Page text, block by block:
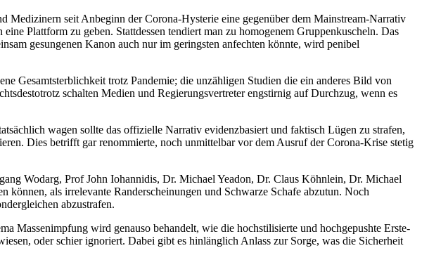
seit Anbeginn der Corona-Hysterie eine gegenüber dem Mainstream-Narrativ
Plattform zu geben. Stattdessen tendiert man zu homogenem Gruppenkuscheln. Das
gesungenen Kanon auch nur im geringsten anfechten könnte, wird penibel
Gesamtsterblichkeit trotz Pandemie; die unzähligen Studien die ein anderes Bild von
schalten Medien und Regierungsvertreter engstirnig auf Durchzug, wenn es
wagen sollte das offizielle Narrativ evidenzbasiert und faktisch Lügen zu strafen,
Dies betrifft gar renommierte, noch unmittelbar vor dem Ausruf der Corona-Krise stetig
Wodarg, Prof John Iohannidis, Dr. Michael Yeadon, Dr. Claus Köhnlein, Dr. Michael
als irrelevante Randerscheinungen und Schwarze Schafe abzutun. Noch
abzustrafen.
Massenimpfung wird genauso behandelt, wie die hochstilisierte und hochgepushte Erste-
oder schier ignoriert. Dabei gibt es hinlänglich Anlass zur Sorge, was die Sicherheit